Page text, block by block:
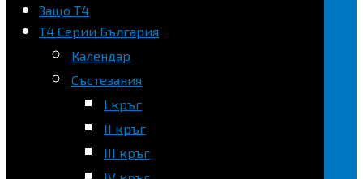
Защо Т4
Т4 Серии България
Календар
Състезания
I кръг
II кръг
III кръг